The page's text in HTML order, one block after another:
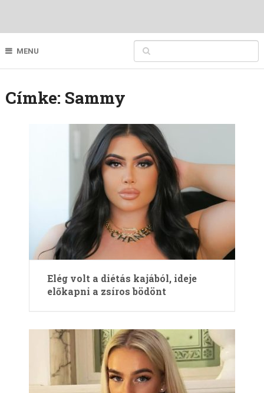
MENU
Címke: Sammy
Elég volt a diétás kajából, ideje
előkapni a zsíros bödönt